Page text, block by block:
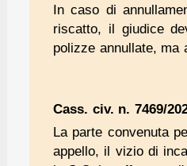
In caso di
riscatto, il giudice
polizze annullate, ma
Cass. civ. n. 7469/
La parte convenuta
appello, il vizio di